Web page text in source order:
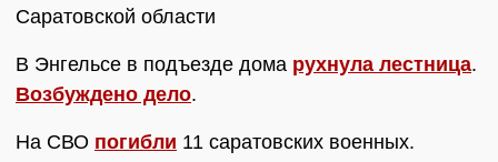
Саратовской области
В Энгельсе в подъезде дома рухнула лестница.
Возбуждено дело.
На СВО погибли 11 саратовских военных.